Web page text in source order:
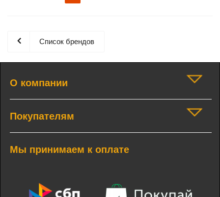
Список брендов
О компании
Покупателям
Мы принимаем к оплате